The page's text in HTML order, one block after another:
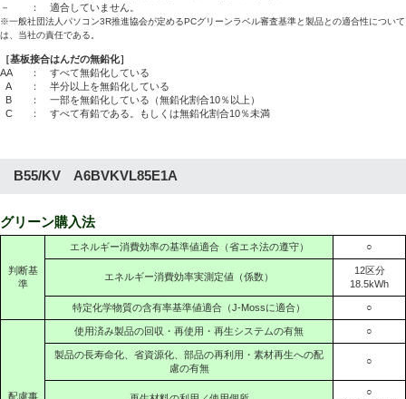
－ ： 適合していません。
※一般社団法人パソコン3R推進協会が定めるPCグリーンラベル審査基準と製品との適合性について
は、当社の責任である。
［基板接合はんだの無鉛化］
AA
： すべて無鉛化している
A
： 半分以上を無鉛化している
B
： 一部を無鉛化している（無鉛化割合10％以上）
C
： すべて有鉛である。もしくは無鉛化割合10％未満
B55/KV A6BVKVL85E1A
グリーン購入法
判断基
準
エネルギー消費効率の基準値適合（省エネ法の遵守） ○
エネルギー消費効率実測定値（係数）
12区分
18.5kWh
特定化学物質の含有率基準値適合（J-Mossに適合） ○
配慮事
使用済み製品の回収・再使用・再生システムの有無 ○
製品の長寿命化、省資源化、部品の再利用・素材再生への配
慮の有無
○
○